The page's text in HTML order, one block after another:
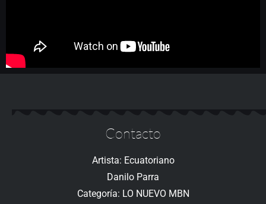
Contacto
Artista: Ecuatoriano
Danilo Parra
Categoría: LO NUEVO MBN